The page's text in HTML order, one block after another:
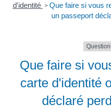
d'identité > Que faire si vous
un passeport
Que faire si
carte d'identité
déclaré